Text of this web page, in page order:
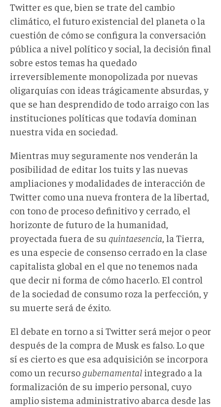
Twitter es que, bien se trate del cambio
climático, el futuro existencial del planeta o la
cuestión de cómo se configura la conversación
pública a nivel político y social, la decisión final
sobre estos temas ha quedado
irreversiblemente monopolizada por nuevas
oligarquías con ideas trágicamente absurdas, y
que se han desprendido de todo arraigo con las
instituciones políticas que todavía dominan
nuestra vida en sociedad.
Mientras muy seguramente nos venderán la
posibilidad de editar los tuits y las nuevas
ampliaciones y modalidades de interacción de
Twitter como una nueva frontera de la libertad,
con tono de proceso definitivo y cerrado, el
horizonte de futuro de la humanidad,
proyectada fuera de su quintaesencia, la Tierra,
es una especie de consenso cerrado en la clase
capitalista global en el que no tenemos nada
que decir ni forma de cómo hacerlo. El control
de la sociedad de consumo roza la perfección, y
su muerte será de éxito.
El debate en torno a si Twitter será mejor o peor
después de la compra de Musk es falso. Lo que
sí es cierto es que esa adquisición se incorpora
como un recurso gubernamental integrado a la
formalización de su imperio personal, cuyo
amplio sistema administrativo abarca desde las